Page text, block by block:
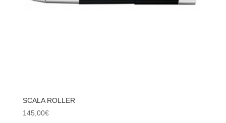
SCALA ROLLER
145,00€